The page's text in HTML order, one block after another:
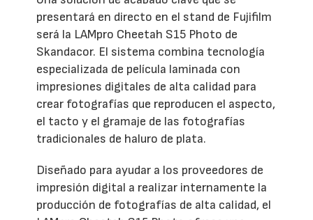
presentará en directo en el stand de Fujifilm
será la LAMpro Cheetah S15 Photo de
Skandacor. El sistema combina tecnología
especializada de película laminada con
impresiones digitales de alta calidad para
crear fotografías que reproducen el aspecto,
el tacto y el gramaje de las fotografías
tradicionales de haluro de plata.
Diseñado para ayudar a los proveedores de
impresión digital a realizar internamente la
producción de fotografías de alta calidad, el